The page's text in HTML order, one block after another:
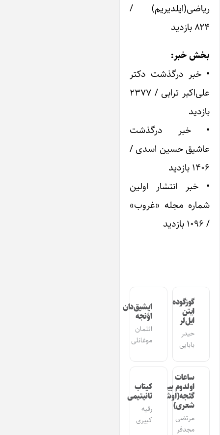
ریاضی(ایلدیریم) /
۸۲۴ بازدید
بخش خبر:
• خبر درگذشت دکتر
علی‌اکبر ترابی / ۲۳۷۷
بازدید
• خبر درگذشت
عاشیق حسین اسدی /
۱۴۰۶ بازدید
• خبر انتشار اولین
شماره مجله «غروب»
گوزگوده
ایتن
ایل‌لر
حیدر
بابایی
ایشیق‌دان
اؤنجه
ائلمان
موغانلی
ساعات
اولدوم بیر
گئجه(اوشاق
شعری)
مرتضی
مجدفر
کیتاب
تانیتیمی
رقیه
کبیری